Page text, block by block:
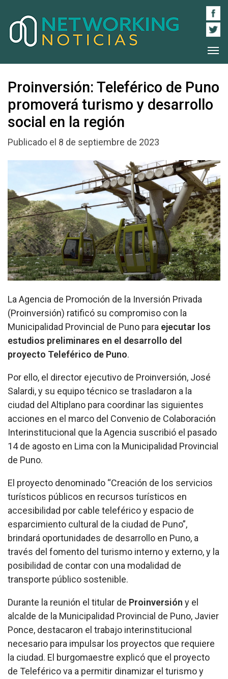
Proinversión: Teleférico de Puno
promoverá turismo y desarrollo
social en la región
Publicado el 8 de septiembre de 2023
La Agencia de Promoción de la Inversión Privada
(Proinversión) ratificó su compromiso con la
Municipalidad Provincial de Puno para ejecutar los
estudios preliminares en el desarrollo del
proyecto Teleférico de Puno.
Por ello, el director ejecutivo de Proinversión, José
Salardi, y su equipo técnico se trasladaron a la
ciudad del Altiplano para coordinar las siguientes
acciones en el marco del Convenio de Colaboración
Interinstitucional que la Agencia suscribió el pasado
14 de agosto en Lima con la Municipalidad Provincial
de Puno.
El proyecto denominado “Creación de los servicios
turísticos públicos en recursos turísticos en
accesibilidad por cable teleférico y espacio de
esparcimiento cultural de la ciudad de Puno”,
brindará oportunidades de desarrollo en Puno, a
través del fomento del turismo interno y externo, y la
posibilidad de contar con una modalidad de
transporte público sostenible.
Durante la reunión el titular de Proinversión y el
alcalde de la Municipalidad Provincial de Puno, Javier
Ponce, destacaron el trabajo interinstitucional
necesario para impulsar los proyectos que requiere
la ciudad. El burgomaestre explicó que el proyecto
de Teleférico va a permitir dinamizar el turismo y